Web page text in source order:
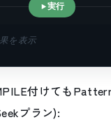
実行
を表示
付けても
プラン):